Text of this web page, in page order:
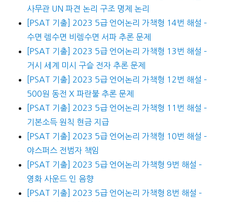
사무관 UN 파견 논리 구조 명제 논리
[PSAT 기출] 2023 5급 언어논리 가책형 14번 해설 –
수면 렘수면 비렘수면 서파 추론 문제
[PSAT 기출] 2023 5급 언어논리 가책형 13번 해설 –
거시 세계 미시 구슬 전자 추론 문제
[PSAT 기출] 2023 5급 언어논리 가책형 12번 해설 –
500원 동전 X 파란불 추론 문제
[PSAT 기출] 2023 5급 언어논리 가책형 11번 해설 –
기본소득 원칙 현금 지급
[PSAT 기출] 2023 5급 언어논리 가책형 10번 해설 –
야스퍼스 전범자 책임
[PSAT 기출] 2023 5급 언어논리 가책형 9번 해설 –
영화 사운드 인 음향
[PSAT 기출] 2023 5급 언어논리 가책형 8번 해설 –